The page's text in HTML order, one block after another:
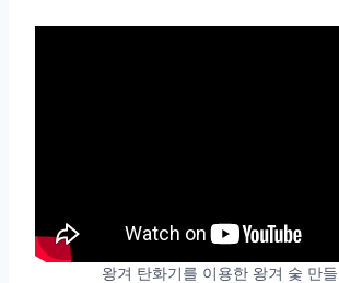
왕겨 탄화기를 이용한 왕겨 숯 만